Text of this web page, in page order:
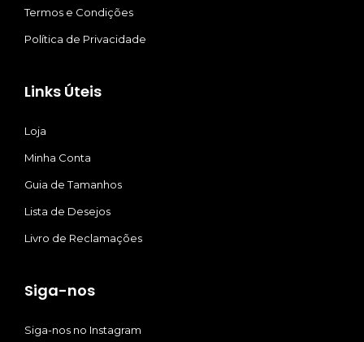
Termos e Condições
Política de Privacidade
Links Úteis
Loja
Minha Conta
Guia de Tamanhos
Lista de Desejos
Livro de Reclamações
Siga-nos
Siga-nos no Instagram